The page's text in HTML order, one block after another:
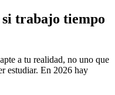
trabajo tiempo
a tu realidad, no uno que
estudiar. En 2026 hay